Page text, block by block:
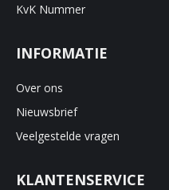
KvK Nummer
INFORMATIE
Over ons
Nieuwsbrief
Veelgestelde vragen
KLANTENSERVICE